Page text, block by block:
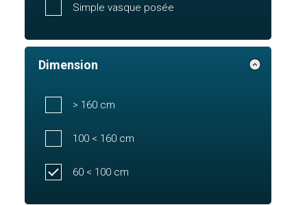
Simple vasque posée
Dimension
> 160 cm
100 < 160 cm
60 < 100 cm